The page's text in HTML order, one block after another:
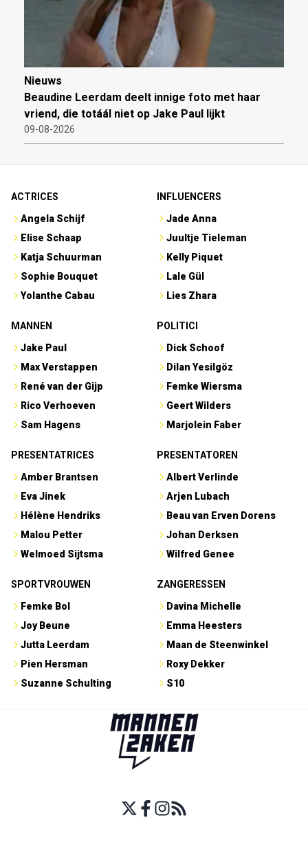
Nieuws
Beaudine Leerdam deelt innige foto met haar
vriend, die totáál niet op Jake Paul lijkt
09-08-2026
ACTRICES
Angela Schijf
Elise Schaap
Katja Schuurman
Sophie Bouquet
Yolanthe Cabau
INFLUENCERS
Jade Anna
Juultje Tieleman
Kelly Piquet
Lale Gül
Lies Zhara
MANNEN
Jake Paul
Max Verstappen
René van der Gijp
Rico Verhoeven
Sam Hagens
POLITICI
Dick Schoof
Dilan Yesilgöz
Femke Wiersma
Geert Wilders
Marjolein Faber
PRESENTATRICES
Amber Brantsen
Eva Jinek
Hélène Hendriks
Malou Petter
Welmoed Sijtsma
PRESENTATOREN
Albert Verlinde
Arjen Lubach
Beau van Erven Dorens
Johan Derksen
Wilfred Genee
SPORTVROUWEN
Femke Bol
Joy Beune
Jutta Leerdam
Pien Hersman
Suzanne Schulting
ZANGERESSEN
Davina Michelle
Emma Heesters
Maan de Steenwinkel
Roxy Dekker
S10